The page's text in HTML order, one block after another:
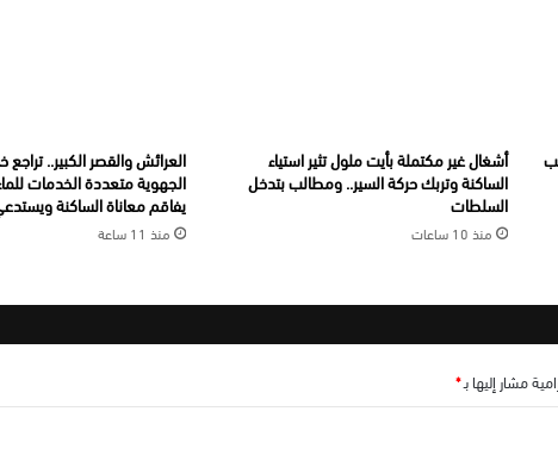
أشغال غير مكتملة بأيت ملول تثير استياء
الساكنة وتربك حركة السير.. ومطالب بتدخل
السلطات
منذ 10 ساعات
العرائش والقصر الكبير..
الجهوية متعددة الخدمات
يفاقم معاناة الساكنة
منذ 11 ساعة
مشار إليها بـ*